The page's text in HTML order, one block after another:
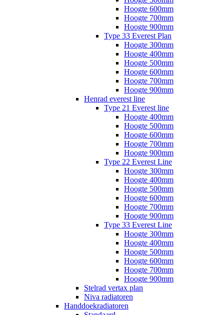
Hoogte 600mm
Hoogte 700mm
Hoogte 900mm
Type 33 Everest Plan
Hoogte 300mm
Hoogte 400mm
Hoogte 500mm
Hoogte 600mm
Hoogte 700mm
Hoogte 900mm
Henrad everest line
Type 21 Everest line
Hoogte 400mm
Hoogte 500mm
Hoogte 600mm
Hoogte 700mm
Hoogte 900mm
Type 22 Everest Line
Hoogte 300mm
Hoogte 400mm
Hoogte 500mm
Hoogte 600mm
Hoogte 700mm
Hoogte 900mm
Type 33 Everest Line
Hoogte 300mm
Hoogte 400mm
Hoogte 500mm
Hoogte 600mm
Hoogte 700mm
Hoogte 900mm
Stelrad vertax plan
Niva radiatoren
Handdoekradiatoren